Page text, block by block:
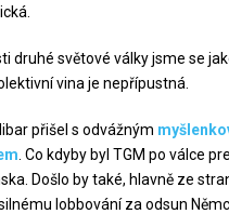
druhé světové války jsme se
vina je nepřípustná.
přišel s odvážným
. Co kdyby byl TGM po válce
Došlo by také, hlavně ze
lobbování za odsun